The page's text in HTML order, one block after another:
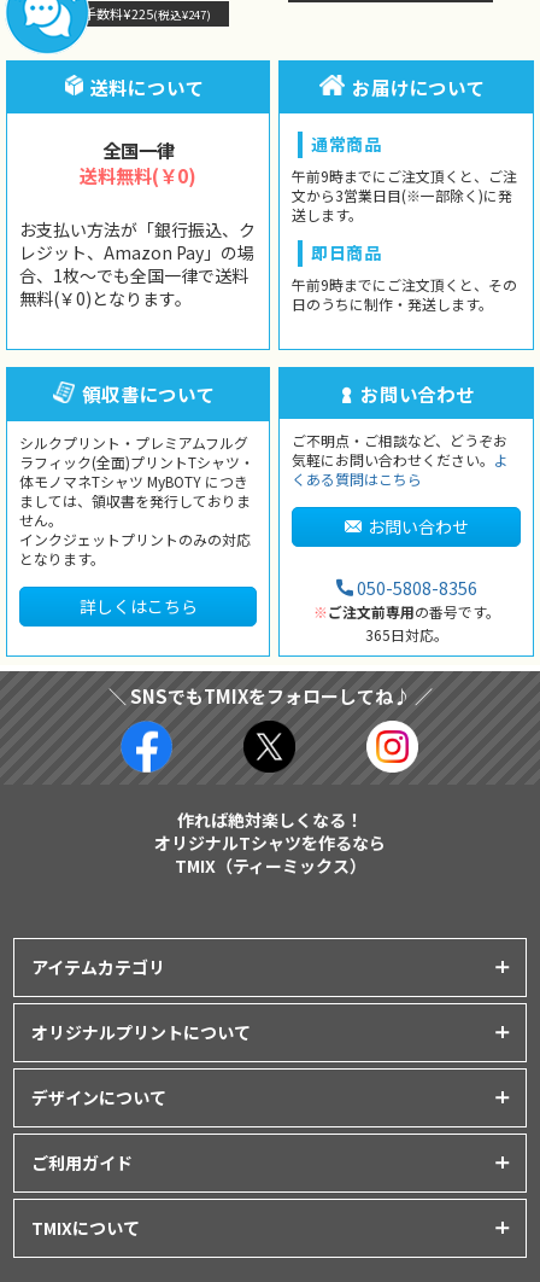
ご利用手数料¥225(税込¥247)
送料について
全国一律
送料無料(￥0)
お支払い方法が「銀行振込、ク
レジット、Amazon Pay」の場
合、1枚〜でも全国一律で送料
無料(￥0)となります。
お届けについて
通常商品
午前9時までにご注文頂くと、ご注
文から3営業日目(※一部除く)に発
送します。
即日商品
午前9時までにご注文頂くと、その
日のうちに制作・発送します。
領収書について
シルクプリント・プレミアムフルグ
ラフィック(全面)プリントTシャツ・
体モノマネTシャツ MyBOTY につき
ましては、領収書を発行しておりま
せん。
インクジェットプリントのみの対応
となります。
詳しくはこちら
お問い合わせ
ご不明点・ご相談など、どうぞお
気軽にお問い合わせください。 よ
くある質問はこちら
お問い合わせ
050-5808-8356
※ご注文前専用の番号です。
365日対応。
＼ SNSでもTMIXをフォローしてね♪ ／
作れば絶対楽しくなる！
オリジナルTシャツを作るなら
TMIX（ティーミックス）
アイテムカテゴリ
ポロシャツ│ スポーツウェア
パーカー・スウェット│ベビー服
バッグ・ポーチ
シャツ│ユニフォーム│パンツ
オリジナルプリントについて
シルクスクリーンプリント
昇華転写プリント
フルグラフィックプリント
デザインについて
デザインシミュレーター
データ入稿について
ご利用ガイド
TMIXについて